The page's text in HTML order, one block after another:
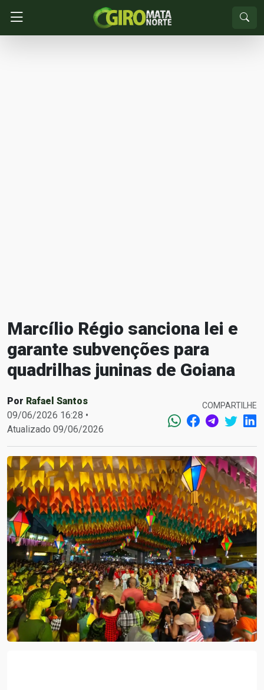
Marcílio Régio sanciona lei e
garante subvenções para
quadrilhas juninas de Goiana
Por Rafael Santos
09/06/2026 16:28 •
Atualizado 09/06/2026
COMPARTILHE